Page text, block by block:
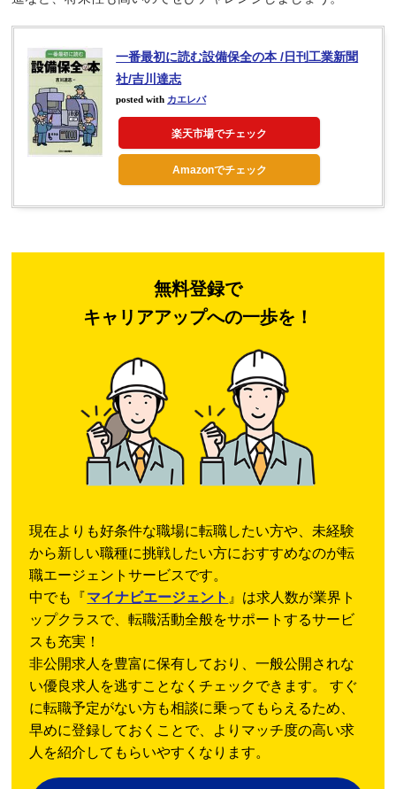
一番最初に読む設備保全の本 /日刊工業新聞
社/吉川達志
posted with カエレバ
楽天市場でチェック
Amazonでチェック
無料登録で
キャリアアップへの一歩を！
現在よりも好条件な職場に転職したい方や、未経験
から新しい職種に挑戦したい方におすすめなのが転
職エージェントサービスです。
中でも『マイナビエージェント 』は求人数が業界ト
ップクラスで、転職活動全般をサポートするサービ
スも充実！
非公開求人を豊富に保有しており、一般公開されな
い優良求人を逃すことなくチェックできます。 すぐ
に転職予定がない方も相談に乗ってもらえるため、
早めに登録しておくことで、よりマッチ度の高い求
人を紹介してもらいやすくなります。